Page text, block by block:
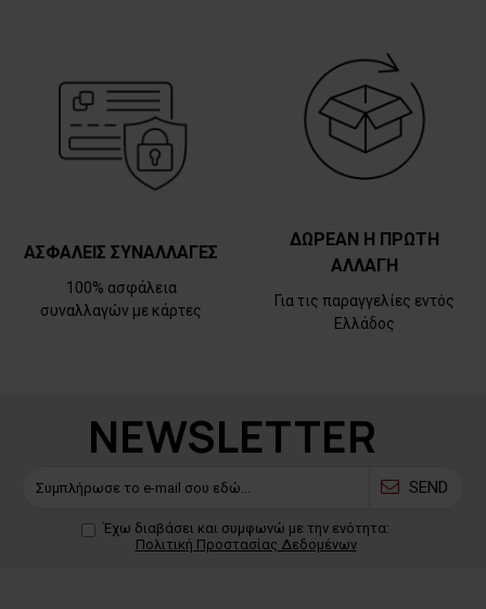
ΑΣΦΑΛΕΙΣ ΣΥΝΑΛΛΑΓΕΣ
100% ασφάλεια
συναλλαγών με κάρτες
ΔΩΡΕΑΝ Η ΠΡΩΤΗ
ΑΛΛΑΓΗ
Για τις παραγγελίες εντός
Ελλάδος
NEWSLETTER
SEND
Έχω διαβάσει και συμφωνώ με την ενότητα:
Πολιτική Προστασίας Δεδομένων